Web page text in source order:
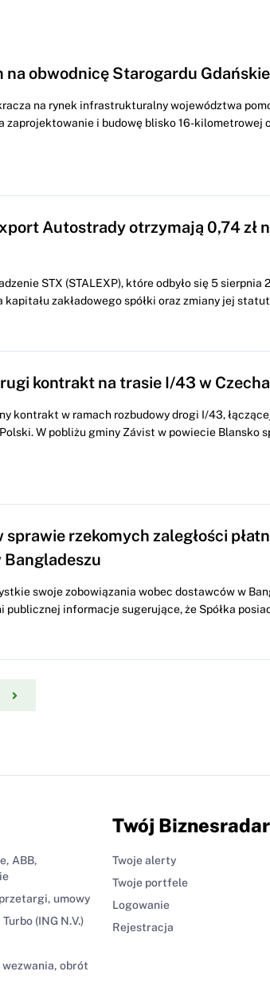
na obwodnicę Starogardu
na rynek infrastrukturalny województwa
zaprojektowanie i budowę blisko 16-kilometrowej
Autostrady otrzymają 0,74 zł
STX (STALEXP), które odbyło się 5 sierpnia
kapitału zakładowego spółki oraz zmiany jej
kontrakt na trasie I/43 w
kontrakt w ramach rozbudowy drogi ‎I/43,
W pobliżu gminy ‎Závist w powiecie Blansko
sprawie rzekomych zaległości
Bangladeszu
swoje zobowiązania wobec dostawców w
publicznej informacje sugerujące, że Spółka
ABB,
umowy
(ING N.V.)
obrót
Twój Biznesradar
Twoje alerty
Twoje portfele
Logowanie
Rejestracja